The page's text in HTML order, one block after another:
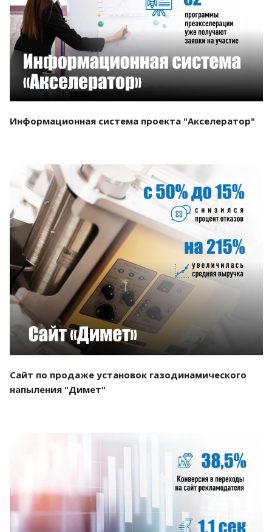
Смотреть проект
Информационная система проекта "Акселератор"
Смотреть проект
Сайт по продаже установок газодинамического
напыления "Димет"